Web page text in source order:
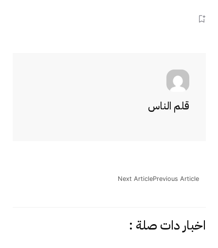
قلم الناس
Previous Article
Next Article
اخبار دات صلة :